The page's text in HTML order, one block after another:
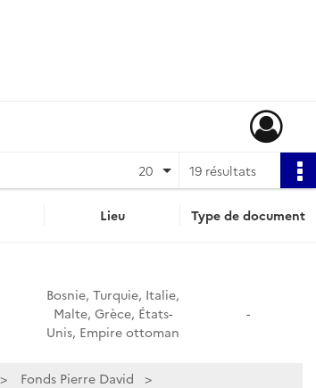
19 résultats
20
Lieu Type de document
Bosnie, Turquie, Italie,
Malte, Grèce, États-
Unis, Empire ottoman
-
Fonds Pierre David